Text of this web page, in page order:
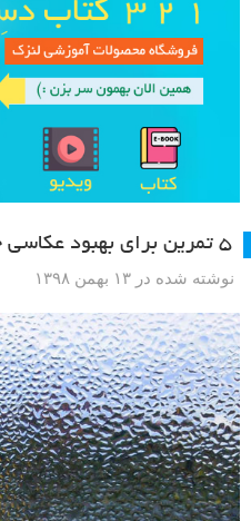
۵ تمرین برای بهبود عکاسی خیابانی شما [+نکات آموزشی]
نوشته شده در ۱۳ بهمن ۱۳۹۸